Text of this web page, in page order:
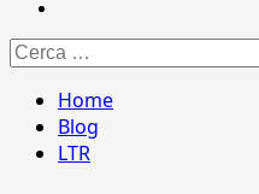
Ricerca
per:
Home
Blog
LTR